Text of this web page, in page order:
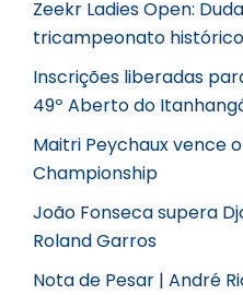
Zeekr Ladies Open:
tricampeonato
Inscrições liberadas
49º Aberto do
Maitri Peychaux vence
Championship
João Fonseca supera
Roland Garros
Nota de Pesar | André